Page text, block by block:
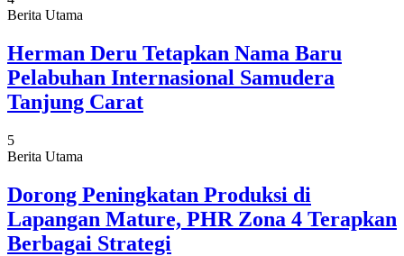
Berita Utama
Herman Deru Tetapkan Nama Baru
Pelabuhan Internasional Samudera
Tanjung Carat
5
Berita Utama
Dorong Peningkatan Produksi di
Lapangan Mature, PHR Zona 4 Terapkan
Berbagai Strategi